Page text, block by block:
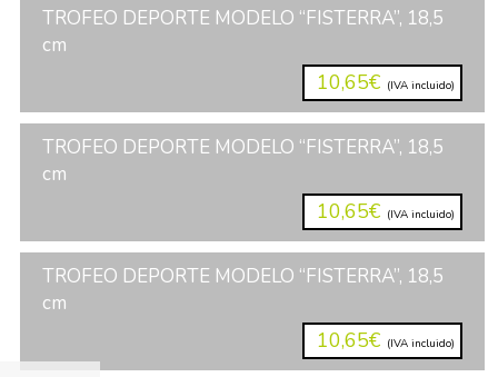
TROFEO DEPORTE MODELO “FISTERRA”, 18,5
cm
10,65€ (IVA incluido)
TROFEO DEPORTE MODELO “FISTERRA”, 18,5
cm
10,65€ (IVA incluido)
TROFEO DEPORTE MODELO “FISTERRA”, 18,5
cm
10,65€ (IVA incluido)